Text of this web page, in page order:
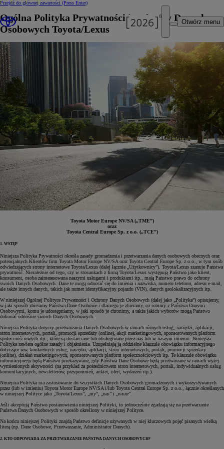
Przejdź do głównej zawartości (Press Enter)
Otwórz menu
Ogólna Polityka Prywatności i Ochrony Danych
Osobowych Toyota/Lexus
Toyota Motor Europe NV/SA („TME”)
oraz
Toyota Central Europe Sp. z o.o. („TCE”)
1. WSTĘP
Niniejsza Polityka Prywatności określa zasady gromadzenia i przetwarzania danych osobowych obecnych oraz
potencjalnych Klientów firm Toyota Motor Europe NV/SA oraz Toyota Central Europe Sp. z o.o., w tym osób
odwiedzających strony internetowe Toyota/Lexus (dalej łącznie „Użytkownicy”). Toyota/Lexus szanuje Państwa
prywatność. Niezależnie od tego, czy w stosunkach z firmą Toyota/Lexus występują Państwo jako klient,
konsument, osoba zainteresowana naszymi usługami i produktami itp., mają Państwo prawo do ochrony
swoich Danych Osobowych. Dane te mogą odnosić się do imienia i nazwiska, numeru telefonu, adresu e-mail,
ale także innych danych, takich jak numer identyfikacyjny pojazdu (VIN), danych geolokalizacyjnych itp.
W niniejszej Ogólnej Polityce Prywatności i Ochrony Danych Osobowych (dalej jako „Polityka”) opisujemy,
w jaki sposób zbieramy Państwa Dane Osobowe i dlaczego je zbieramy, co robimy z Państwa Danymi
Osobowymi, komu je udostępniamy, w jaki sposób je chronimy, a także jakich wyborów mogą Państwo
dokonać odnośnie swoich Danych Osobowych.
Niniejsza Polityka dotyczy przetwarzania Danych Osobowych w ramach różnych usług, narzędzi, aplikacji,
stron internetowych, portali, promocji sprzedaży (online), akcji marketingowych, sponsorowanych platform
społecznościowych itp., które są dostarczane lub obsługiwane przez nas lub w naszym imieniu. Niniejsza
Polityka zawiera ogólne zasady i objaśnienia. Uzupełniają ją oddzielne klauzule obowiązku informacyjnego
dotyczące ww. konkretnych usług, narzędzi, aplikacji, stron internetowych, portali, promocji sprzedaży
(online), działań marketingowych, sponsorowanych platform społecznościowych itp. Te klauzule obowiązku
informacyjnego będą Państwu przekazywane, gdy Państwa Dane Osobowe będą przetwarzane w ramach wyżej
wymienionych aktywności (na przykład za pośrednictwem stron internetowych, portali, indywidualnych usług
komunikacyjnych, newsletterów, przypomnień, ankiet, ofert, wydarzeń itp.).
Niniejsza Polityka ma zastosowanie do wszystkich Danych Osobowych gromadzonych i wykorzystywanych
przez (lub w imieniu) Toyota Motor Europe NV/SA i/lub Toyota Central Europe Sp. z o.o., łącznie określanych
w niniejszej Polityce jako „Toyota/Lexus”, „my”, „nas” i „nasze”.
Jeśli akceptują Państwo postanowienia niniejszej Polityki, to jednocześnie zgadzają się na przetwarzanie
Państwa Danych Osobowych w sposób określony w niniejszej Polityce.
Na końcu niniejszej Polityki znajdą Państwo definicje używanych w niej kluczowych pojęć pisanych wielką
literą (np. Dane Osobowe, Przetwarzanie, Administrator Danych).
2. KTO ODPOWIADA ZA PRZETWARZANIE PAŃSTWA DANYCH OSOBOWYCH?